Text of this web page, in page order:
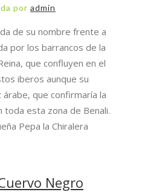
por admin
de su nombre frente a
por los barrancos de la
que confluyen en el
iberos aunque su
que confirmaría la
esta zona de Benali.
Pepa la Chiralera
Negro